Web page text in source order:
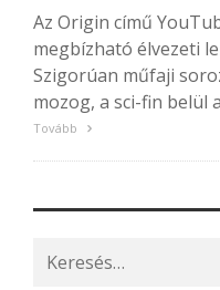
Az Origin című
megbízható élvezeti
Szigorúan műfaji
mozog, a sci-fin belül
Tovább
Search
for: